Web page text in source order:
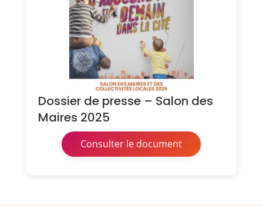
Dossier de presse – Salon des
Maires 2025
Consulter le document